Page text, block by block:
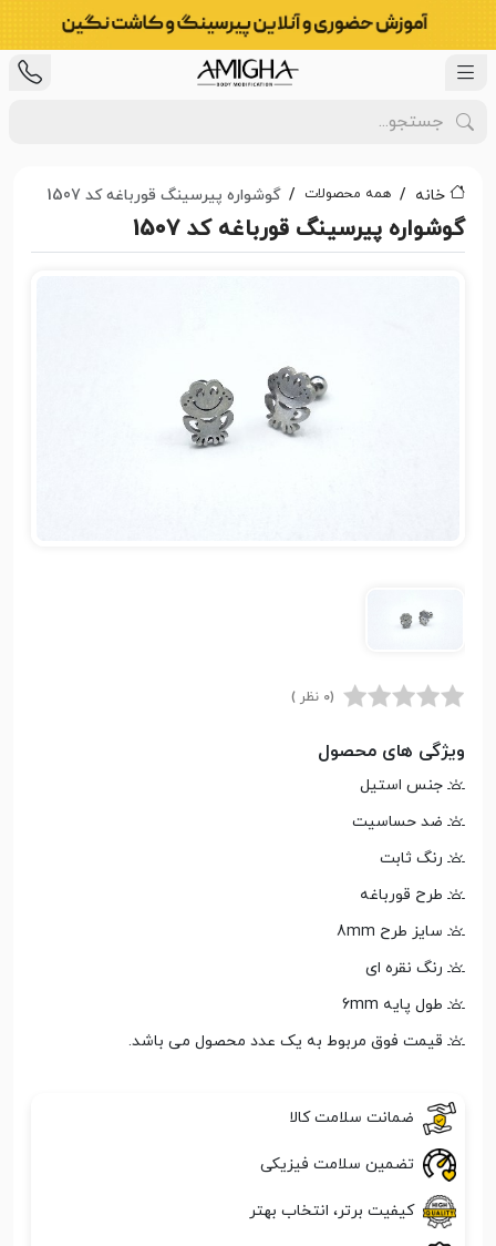
خانه همه محصولات گوشواره پیرسینگ قورباغه کد 1507
گوشواره پیرسینگ قورباغه کد 1507
(0 نظر )
ویژگی های محصول
جنس استیل
ضد حساسیت
رنگ ثابت
طرح قورباغه
سایز طرح 8mm
رنگ نقره ای
طول پایه 6mm
قیمت فوق مربوط به یک عدد محصول می باشد.
ضمانت سلامت کالا
تضمین سلامت فیزیکی
کیفیت برتر، انتخاب بهتر